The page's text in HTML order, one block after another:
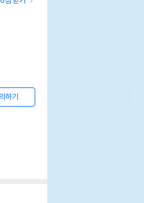
하기